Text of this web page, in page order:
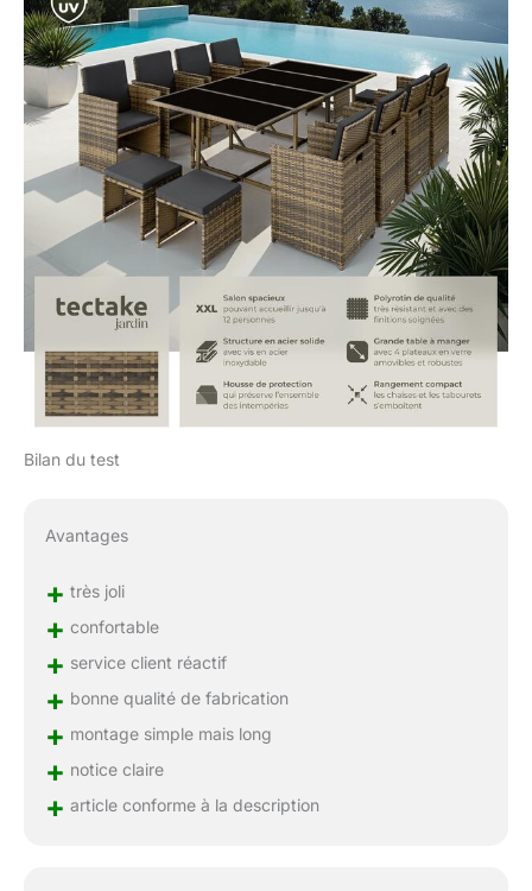
Bilan du test
Avantages
+ très joli
+ confortable
+ service client réactif
+ bonne qualité de fabrication
+ montage simple mais long
+ notice claire
+ article conforme à la description